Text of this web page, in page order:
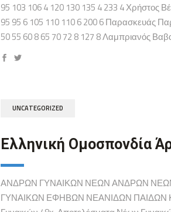
95 103 106 4 120 130 135 4 233 4 Χρήστος
95 95 6 105 110 110 6 200 6 Παρασκευάς
50 55 60 8 65 70 72 8 127 8 Λαμπριανός
UNCATEGORIZED
Ελληνική Ομοσπονδία
ΑΝΔΡΩΝ ΓΥΝΑΙΚΩΝ ΝΕΩΝ ΑΝΔΡΩΝ
ΓΥΝΑΙΚΩΝ ΕΦΗΒΩΝ ΝΕΑΝΙΔΩΝ ΠΑΙΔΩΝ